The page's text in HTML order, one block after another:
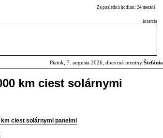
Za poslednú hodinu: 24 meraní
inzercia
Piatok, 7. augusta 2026, dnes má meniny Štefánia
km ciest solárnymi
ciest solárnymi panelmi
.